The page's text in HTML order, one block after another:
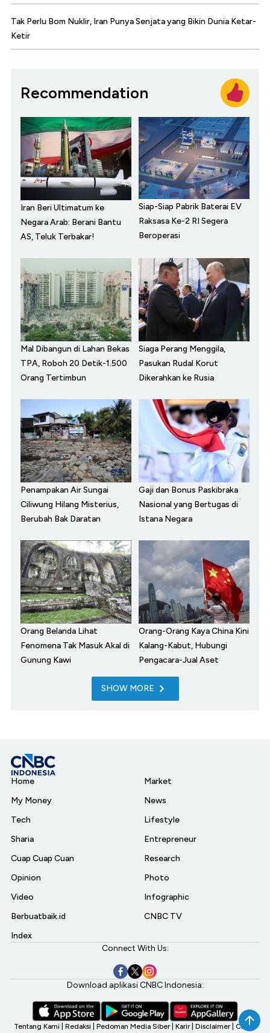
Tak Perlu Bom Nuklir, Iran Punya Senjata yang Bikin Dunia Ketar-
Ketir
Recommendation
Iran Beri Ultimatum ke
Negara Arab: Berani Bantu
AS, Teluk Terbakar!
Siap-Siap Pabrik Baterai EV
Raksasa Ke-2 RI Segera
Beroperasi
Mal Dibangun di Lahan Bekas
TPA, Roboh 20 Detik-1.500
Orang Tertimbun
Siaga Perang Menggila,
Pasukan Rudal Korut
Dikerahkan ke Rusia
Penampakan Air Sungai
Ciliwung Hilang Misterius,
Berubah Bak Daratan
Gaji dan Bonus Paskibraka
Nasional yang Bertugas di
Istana Negara
Orang Belanda Lihat
Fenomena Tak Masuk Akal di
Gunung Kawi
Orang-Orang Kaya China Kini
Kalang-Kabut, Hubungi
Pengacara-Jual Aset
SHOW MORE
Home
My Money
Tech
Sharia
Cuap Cuap Cuan
Opinion
Video
Berbuatbaik.id
Index
Market
News
Lifestyle
Entrepreneur
Research
Photo
Infographic
CNBC TV
Connect With Us:
Download aplikasi CNBC Indonesia:
Tentang Kami Redaksi Pedoman Media Siber Karir Disclaimer CNBC